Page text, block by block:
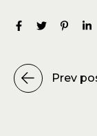
Prev